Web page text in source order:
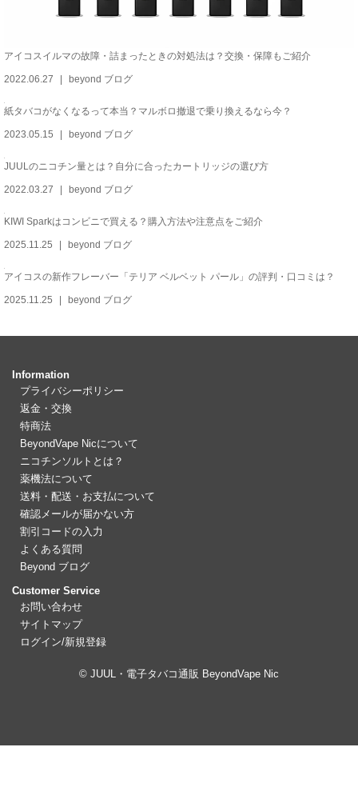
アイコスイルマの故障・詰まったときの対処法は？交換・保障もご紹介
2022.06.27 beyond ブログ
紙タバコがなくなるって本当？マルボロ撤退で乗り換えるなら今？
2023.05.15 beyond ブログ
JUULのニコチン量とは？自分に合ったカートリッジの選び方
2022.03.27 beyond ブログ
KIWI Sparkはコンビニで買える？購入方法や注意点をご紹介
2025.11.25 beyond ブログ
アイコスの新作フレーバー「テリア ベルベット パール」の評判・口コミは？
2025.11.25 beyond ブログ
Information
プライバシーポリシー
返金・交換
特商法
BeyondVape Nicについて
ニコチンソルトとは？
薬機法について
送料・配送・お支払について
確認メールが届かない方
割引コードの入力
よくある質問
Beyond ブログ
Customer Service
お問い合わせ
サイトマップ
ログイン/新規登録
© JUUL・電子タバコ通販 BeyondVape Nic